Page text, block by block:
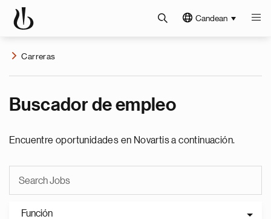
Candean
Carreras
Buscador de empleo
Encuentre oportunidades en Novartis a continuación.
Función